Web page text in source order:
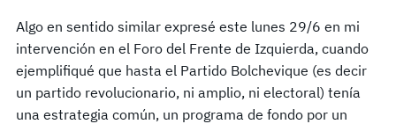
Algo en sentido similar expresé este lunes 29/6 en mi
intervención en el Foro del Frente de Izquierda, cuando
ejemplifiqué que hasta el Partido Bolchevique (es decir
un partido revolucionario, ni amplio, ni electoral) tenía
una estrategia común, un programa de fondo por un